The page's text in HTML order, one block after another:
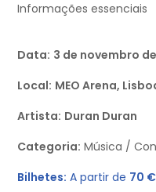
Informações essenciais
Data: 3 de novembro
Local: MEO Arena,
Artista: Duran Duran
Categoria: Música /
Bilhetes: A partir de 70 €